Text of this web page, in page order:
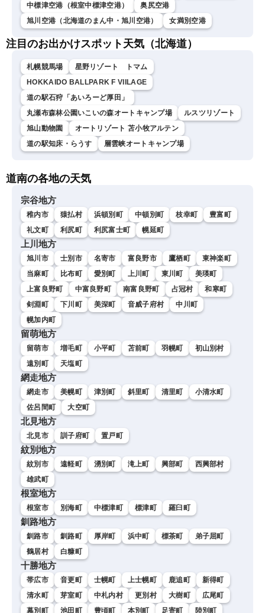
中標津空港（根室中標津空港）
奥尻空港
旭川空港（北海道のまん中・旭川空港）
女満別空港
注目のお出かけスポット天気（北海道）
札幌競馬場
星野リゾート トマム
HOKKAIDO BALLPARK F VIILAGE
道の駅石狩「あいろーど厚田」
丸瀬布森林公園いこいの森オートキャンプ場
ルスツリゾート
旭山動物園
オートリゾート 苫小牧アルテン
道の駅知床・らうす
層雲峡オートキャンプ場
道南の各地の天気
宗谷地方
稚内市 猿払村 浜頓別町 中頓別町 枝幸町
豊富町
礼文町
利尻町 利尻富士町 幌延町
上川地方
旭川市 士別市 名寄市 富良野市 鷹栖町
東神楽町
当麻町
比布町 愛別町 上川町 東川町
美瑛町
上富良野町
中富良野町 南富良野町 占冠村
和寒町
剣淵町
下川町 美深町 音威子府村
中川町
幌加内町
留萌地方
留萌市 増毛町 小平町 苫前町 羽幌町
初山別村
遠別町
天塩町
網走地方
網走市 美幌町 津別町 斜里町 清里町
小清水町
佐呂間町
大空町
北見地方
北見市 訓子府町 置戸町
紋別地方
紋別市 遠軽町 湧別町 滝上町 興部町
西興部村
雄武町
根室地方
根室市 別海町 中標津町 標津町 羅臼町
釧路地方
釧路市 釧路町 厚岸町 浜中町 標茶町
弟子屈町
鶴居村
白糠町
十勝地方
帯広市 音更町 士幌町 上士幌町 鹿追町
新得町
清水町
芽室町 中札内村 更別村 大樹町
広尾町
幕別町
池田町 豊頃町 本別町 足寄町 陸別町